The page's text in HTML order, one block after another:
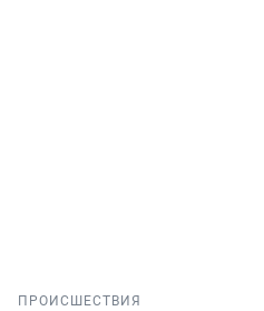
ПРОИСШЕСТВИЯ